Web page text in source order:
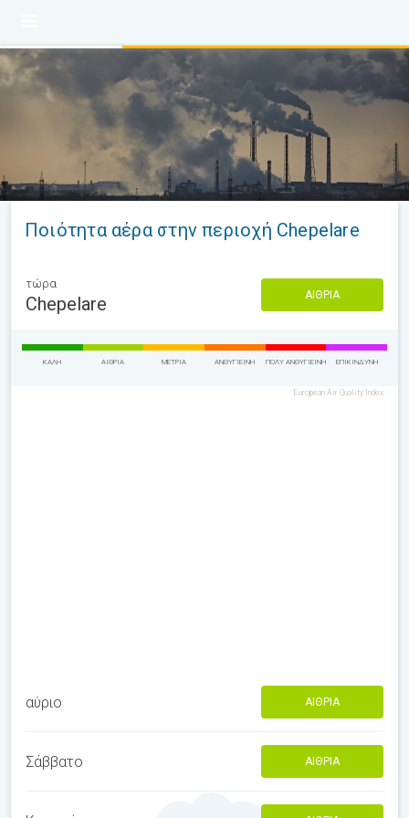
Ποιότητα αέρα στην περιοχή Chepelare
τώρα
Chepelare ΑΊΘΡΙΑ
ΚΑΛΉ ΑΊΘΡΙΑ ΜΈΤΡΙΑ ΑΝΘΥΓΙΕΙΝΉ ΠΟΛΎ ΑΝΘΥΓΙΕΙΝΉ ΕΠΙΚΊΝΔΥΝΗ
European Air Quality Index
αύριο ΑΊΘΡΙΑ
Σάββατο ΑΊΘΡΙΑ